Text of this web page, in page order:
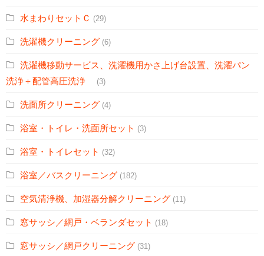
水まわりセットＣ (29)
洗濯機クリーニング (6)
洗濯機移動サービス、洗濯機用かさ上げ台設置、洗濯パン
洗浄＋配管高圧洗浄
(3)
洗面所クリーニング (4)
浴室・トイレ・洗面所セット (3)
浴室・トイレセット (32)
浴室／バスクリーニング (182)
空気清浄機、加湿器分解クリーニング (11)
窓サッシ／網戸・ベランダセット (18)
窓サッシ／網戸クリーニング (31)